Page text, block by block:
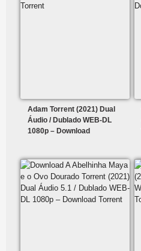
Adam Torrent (2021) Dual
Áudio / Dublado WEB-DL
1080p – Download